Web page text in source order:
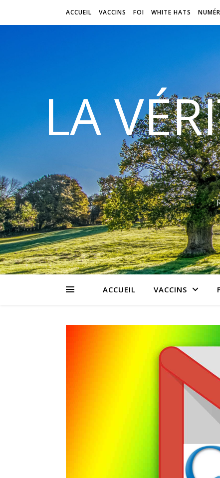
ACCUEIL VACCINS FOI WHITE HATS
LA
ACCUEIL VACCINS